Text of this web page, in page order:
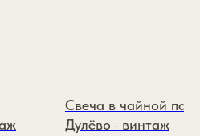
Свеча в чайной
Дулёво · винтаж
ИНН: 110117977566
326774600174426